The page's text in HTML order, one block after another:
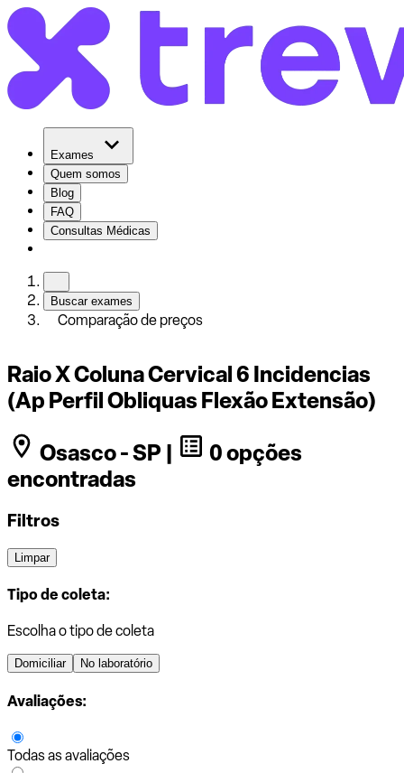
Exames
Quem somos
Blog
FAQ
Consultas Médicas
Buscar exames
Comparação de preços
Raio X Coluna Cervical 6 Incidencias
(Ap Perfil Obliquas Flexão Extensão)
Osasco - SP |
0 opções
encontradas
Filtros
Limpar
Tipo de coleta:
Escolha o tipo de coleta
Domiciliar No laboratório
Avaliações:
Todas as avaliações